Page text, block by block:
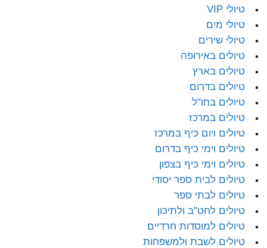
טיולי VIP
טיולי מים
טיולי שירים
טיולים באירופה
טיולים בארץ
טיולים בדרום
טיולים בחו"ל
טיולים במרכז
טיולים ויום כיף במרכז
טיולים וימי כיף בדרום
טיולים וימי כיף בצפון
טיולים לבית ספר יסודי
טיולים לבתי ספר
טיולים לחט"ב ולתיכון
טיולים למוסדות חרדיים
טיולים לשבת ולמשפחות